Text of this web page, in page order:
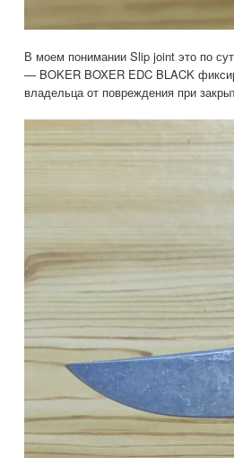
В моем понимании Slip joint это по
— BOKER BOXER EDC BLACK
владельца от повреждения при